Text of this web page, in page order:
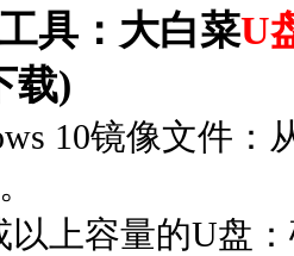
具：大白菜U
载)
10镜像文件：
以上容量的U盘